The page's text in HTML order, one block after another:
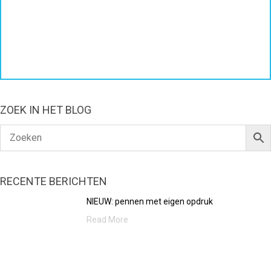
ZOEK IN HET BLOG
RECENTE BERICHTEN
NIEUW: pennen met eigen opdruk
Read More